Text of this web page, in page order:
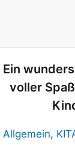
Ein
voller
Allgemein,